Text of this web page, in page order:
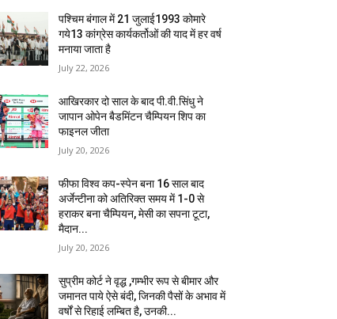
पश्चिम बंगाल में 21 जुलाई1993 कोमारे
गये13 कांग्रेस कार्यकर्तोओं की याद में हर वर्ष
मनाया जाता है
July 22, 2026
आखिरकार दो साल के बाद पी.वी.सिंधु ने
जापान ओपेन बैडमिंटन चैम्पियन शिप का
फाइनल जीता
July 20, 2026
फीफा विश्व कप-स्पेन बना 16 साल बाद
अर्जेन्टीना को अतिरिक्त समय में 1-0 से
हराकर बना चैम्पियन, मेसी का सपना टूटा,
मैदान...
July 20, 2026
सुप्रीम कोर्ट ने वृद्ध ,गम्भीर रूप से बीमार और
जमानत पाये ऐसे बंदी, जिनकी पैसों के अभाव में
वर्षों से रिहाई लम्बित है, उनकी...